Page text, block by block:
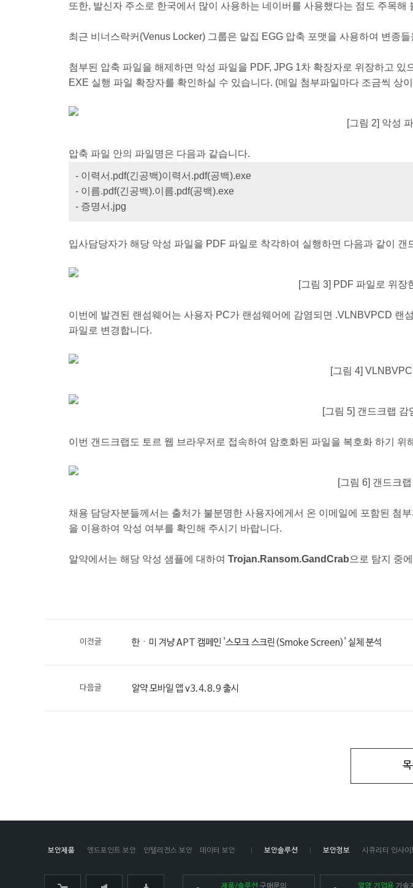
또한, 발신자 주소로 한국에서 많이 사용하는 네이버를 사용했다는 점도 주목해
최근 비너스락커(Venus Locker) 그룹은 알집 EGG 압축 포맷을 사용하여 변종
첨부된 압축 파일을 해제하면 악성 파일을 PDF, JPG 1차 확장자로 위장하고
EXE 실행 파일 확장자를 확인하실 수 있습니다. (메일 첨부파일마다 조금씩 상
[그림 2] 악성
압축 파일 안의 파일명은 다음과 같습니다.
- 이력서.pdf(긴공백)이력서.pdf(공백).exe
- 이름.pdf(긴공백).이름.pdf(공백).exe
- 증명서.jpg
입사담당자가 해당 악성 파일을 PDF 파일로 착각하여 실행하면 다음과 같이 갠
[그림 3] PDF 파일로 위장
이번에 발견된 랜섬웨어는 사용자 PC가 랜섬웨어에 감염되면 .VLNBVPCD
파일로 변경합니다.
[그림 4]
[그림 5] 갠드크랩 감
이번 갠드크랩도 토르 웹 브라우저로 접속하여 암호화된 파일을 복호화 하기
[그림 6] 갠드크
채용 담당자분들께서는 출처가 불분명한 사용자에게서 온 이메일에 포함된 첨
을 이용하여 악성 여부를 확인해 주시기 바랍니다.
알약에서는 해당 악성 샘플에 대하여 Trojan.Ransom.GandCrab으로 탐지 중
이전글 한ㆍ미 겨냥 APT 캠페인 '스모크 스크린(Smoke Screen)' 실체 분석
다음글 알약 모바일 앱 v3.4.8.9 출시
보안제품 엔드포인트 보안 인텔리전스 보안 데이터 보안 보안솔루션 보안정보 시큐리티 인사이
제품/솔루션 구매문의 알약 기업용 기술